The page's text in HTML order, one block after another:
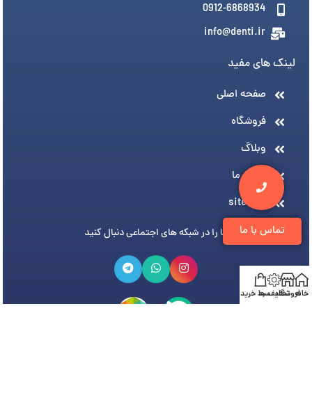
تماس با ما
0912-6868934
info@denti.ir
لینک های مفید
صفحه اصلی
فروشگاه
وبلاگ
درباره ما
sitemap
ما را در شبکه های اجتماعی دنبال کنید
خانهفروشگاه
تخفیف هاسبد خرید